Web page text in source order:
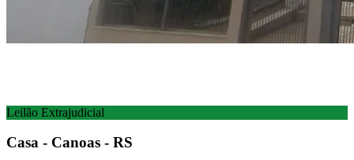
Leilão Extrajudicial
Casa - Canoas - RS